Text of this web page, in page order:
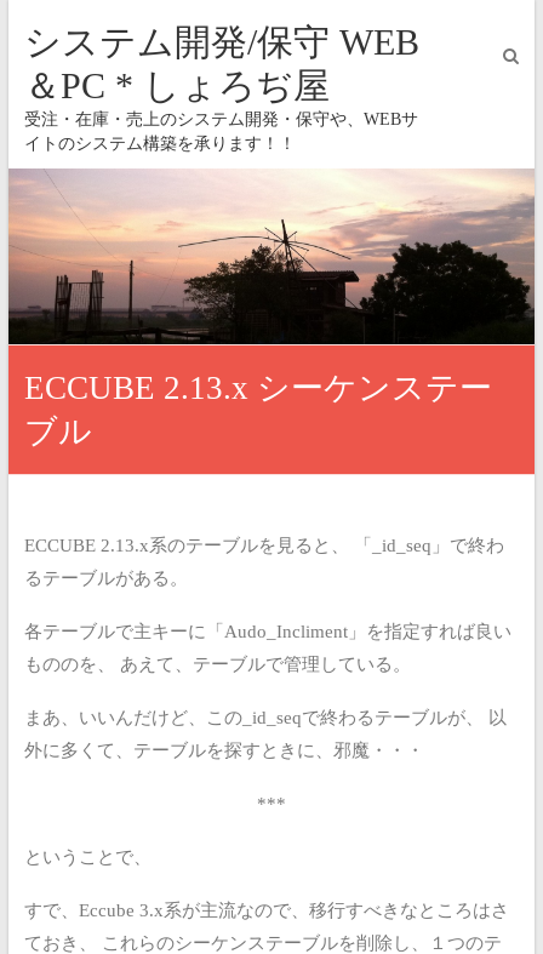
システム開発/保守 WEB
＆PC * しょろぢ屋
受注・在庫・売上のシステム開発・保守や、WEBサ
イトのシステム構築を承ります！！
ECCUBE 2.13.x シーケンステー
ブル
ECCUBE 2.13.x系のテーブルを見ると、
「_id_seq」で終わ
るテーブルがある。
各テーブルで主キーに「Audo_Incliment」を指定すれば良い
もののを、
あえて、テーブルで管理している。
まあ、いいんだけど、この_id_seqで終わるテーブルが、
以
外に多くて、テーブルを探すときに、邪魔・・・
***
ということで、
すで、Eccube 3.x系が主流なので、移行すべきなところはさ
ておき、
これらのシーケンステーブルを削除し、１つのテ